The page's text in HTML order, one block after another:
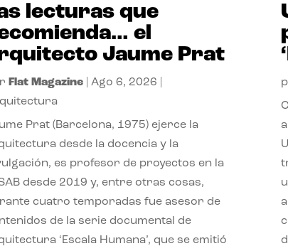
lecturas que
el
Jaume Prat
Flat Magazine |Ago 6, 2026
Prat (Barcelona, 1975) ejerce la
desde la docencia y la
es profesor de proyectos en la
desde 2019 y, entre otras cosas,
cuatro temporadas fue asesor de
de la serie documental de
‘Escala Humana’, que se emitió